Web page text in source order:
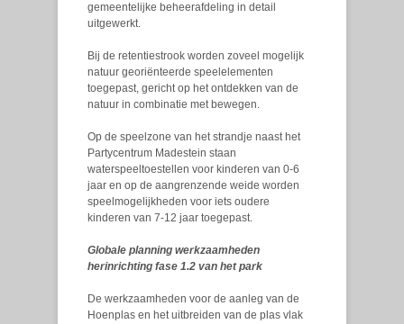
gemeentelijke beheerafdeling in detail
uitgewerkt.
Bij de retentiestrook worden zoveel mogelijk
natuur georiënteerde speelelementen
toegepast, gericht op het ontdekken van de
natuur in combinatie met bewegen.
Op de speelzone van het strandje naast het
Partycentrum Madestein staan
waterspeeltoestellen voor kinderen van 0-6
jaar en op de aangrenzende weide worden
speelmogelijkheden voor iets oudere
kinderen van 7-12 jaar toegepast.
Globale planning werkzaamheden
herinrichting fase 1.2 van het park
De werkzaamheden voor de aanleg van de
Hoenplas en het uitbreiden van de plas vlak